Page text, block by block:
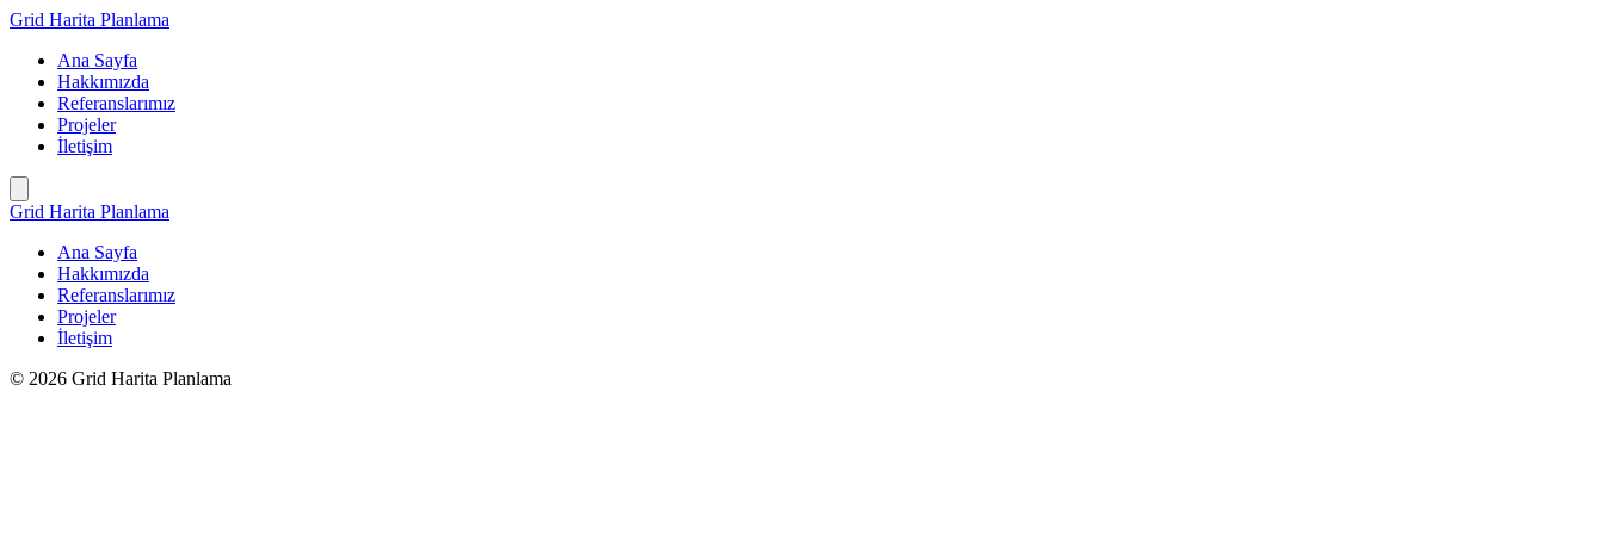
İçeriğe
Grid Harita Planlama
Ana Sayfa
Hakkımızda
Referanslarımız
Projeler
İletişim
Grid Harita Planlama
Ana Sayfa
Hakkımızda
Referanslarımız
Projeler
İletişim
© 2026 Grid Harita Planlama